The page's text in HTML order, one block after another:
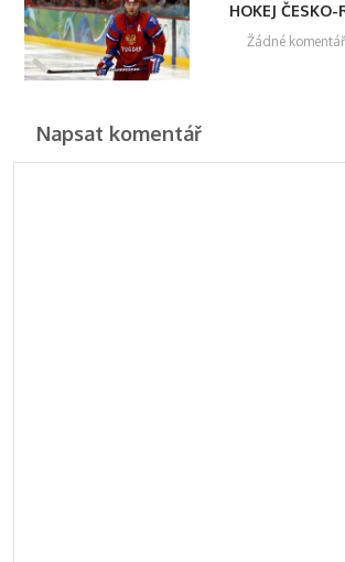
HOKEJ ČESKO-
Žádné
Napsat komentář